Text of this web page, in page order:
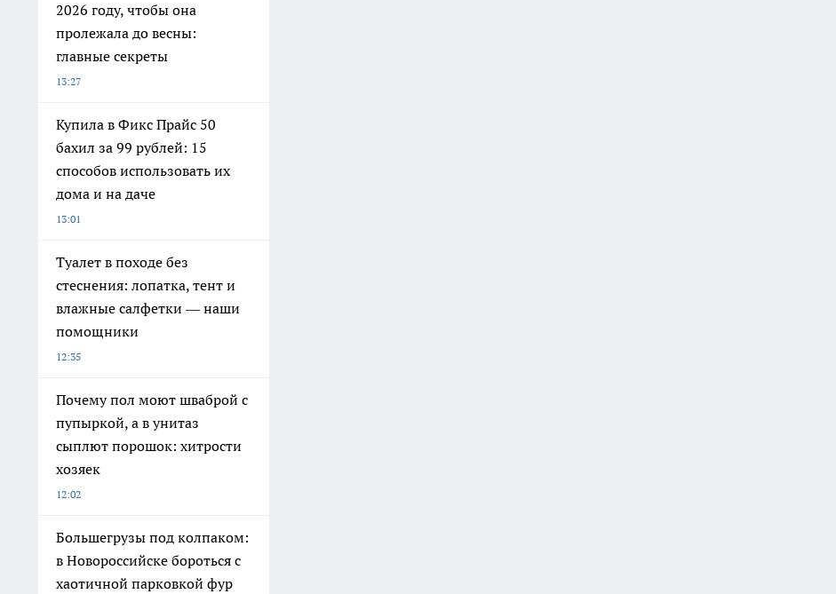
2026 году, чтобы она
пролежала до весны:
главные секреты
13:27
Купила в Фикс Прайс 50
бахил за 99 рублей: 15
способов использовать их
дома и на даче
13:01
Туалет в походе без
стеснения: лопатка, тент и
влажные салфетки — наши
помощники
12:35
Почему пол моют шваброй с
пупыркой, а в унитаз
сыплют порошок: хитрости
хозяек
12:02
Большегрузы под колпаком:
в Новороссийске бороться с
хаотичной парковкой фур